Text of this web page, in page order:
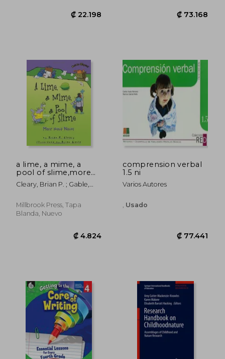
₡
a lime, a mime, a
pool of slime,more
about nouns (en
Inglés)
Cleary, Brian P. ; Gable,
Millbrook Press, Tapa
Blanda, Nuevo
comprension verbal
1.5 ni
Varios Autores
Usado